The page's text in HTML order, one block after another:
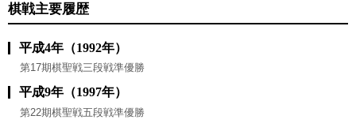
棋戦主要履歴
平成4年（1992年）
第17期棋聖戦三段戦準優勝
平成9年（1997年）
第22期棋聖戦五段戦準優勝